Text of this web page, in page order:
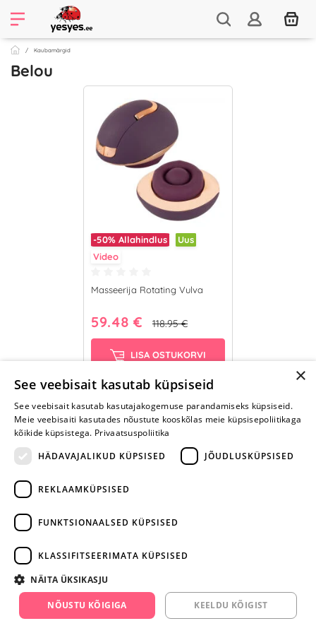
Kaubamärgid
Belou
-50% Allahindlus
Uus
Video
Masseerija Rotating Vulva
59.48 € 118.95 €
LISA OSTUKORVI
facebook.com/yesyes.ee
Instagram/yesyes.ee
×
See veebisait kasutab küpsiseid
See veebisait kasutab kasutajakogemuse parandamiseks küpsiseid.
Meie veebisaiti kasutades nõustute kooskõlas meie küpsisepoliitikaga
kõikide küpsistega. Privaatsuspoliitika
HÄDAVAJALIKUD KÜPSISED
JÕUDLUSKÜPSISED
REKLAAMKÜPSISED
FUNKTSIONAALSED KÜPSISED
KLASSIFITSEERIMATA KÜPSISED
NÄITA ÜKSIKASJU
NÕUSTU KÕIGIGA KEELDU KÕIGIST